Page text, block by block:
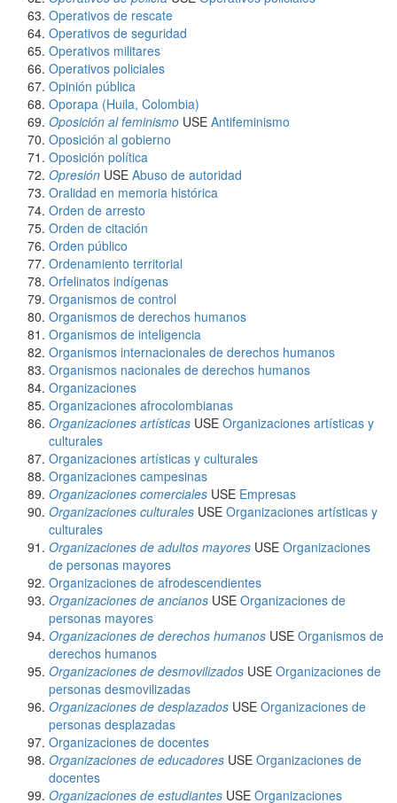
Operativos de rescate
Operativos de seguridad
Operativos militares
Operativos policiales
Opinión pública
Oporapa (Huila, Colombia)
Oposición al feminismo USE Antifeminismo
Oposición al gobierno
Oposición política
Opresión USE Abuso de autoridad
Oralidad en memoria histórica
Orden de arresto
Orden de citación
Orden público
Ordenamiento territorial
Orfelinatos indígenas
Organismos de control
Organismos de derechos humanos
Organismos de inteligencia
Organismos internacionales de derechos humanos
Organismos nacionales de derechos humanos
Organizaciones
Organizaciones afrocolombianas
Organizaciones artísticas USE Organizaciones artísticas y
culturales
Organizaciones artísticas y culturales
Organizaciones campesinas
Organizaciones comerciales USE Empresas
Organizaciones culturales USE Organizaciones artísticas y
culturales
Organizaciones de adultos mayores USE Organizaciones
de personas mayores
Organizaciones de afrodescendientes
Organizaciones de ancianos USE Organizaciones de
personas mayores
Organizaciones de derechos humanos USE Organismos de
derechos humanos
Organizaciones de desmovilizados USE Organizaciones de
personas desmovilizadas
Organizaciones de desplazados USE Organizaciones de
personas desplazadas
Organizaciones de docentes
Organizaciones de educadores USE Organizaciones de
docentes
Organizaciones de estudiantes USE Organizaciones